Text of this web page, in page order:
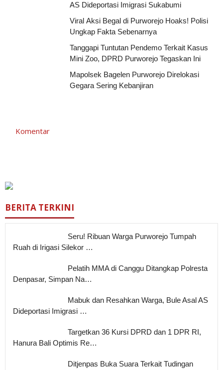
AS Dideportasi Imigrasi Sukabumi
Viral Aksi Begal di Purworejo Hoaks! Polisi
Ungkap Fakta Sebenarnya
Tanggapi Tuntutan Pendemo Terkait Kasus
Mini Zoo, DPRD Purworejo Tegaskan Ini
Mapolsek Bagelen Purworejo Direlokasi
Gegara Sering Kebanjiran
Komentar
BERITA TERKINI
Seru! Ribuan Warga Purworejo Tumpah
Ruah di Irigasi Silekor …
Pelatih MMA di Canggu Ditangkap Polresta
Denpasar, Simpan Na…
Mabuk dan Resahkan Warga, Bule Asal AS
Dideportasi Imigrasi …
Targetkan 36 Kursi DPRD dan 1 DPR RI,
Hanura Bali Optimis Re…
Ditjenpas Buka Suara Terkait Tudingan